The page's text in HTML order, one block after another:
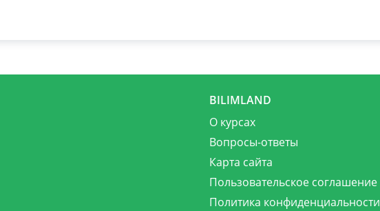
BILIMLAND
О курсах
Вопросы-ответы
Карта сайта
Пользовательское соглашение
Политика конфиденциальности